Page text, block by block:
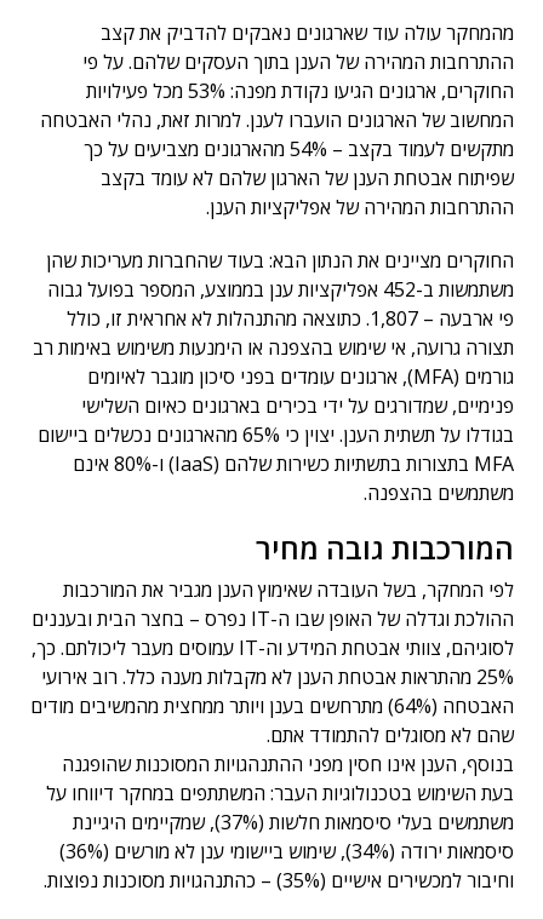
מהמחקר עולה עוד שארגונים נאבקים להדביק את קצב
ההתרחבות המהירה של הענן בתוך העסקים שלהם. על פי
החוקרים, ארגונים הגיעו נקודת מפנה: 53% מכל פעילויות
המחשוב של הארגונים הועברו לענן. למרות זאת, נהלי האבטחה
מתקשים לעמוד בקצב – 54% מהארגונים מצביעים על כך
שפיתוח אבטחת הענן של הארגון שלהם לא עומד בקצב
ההתרחבות המהירה של אפליקציות הענן.
החוקרים מציינים את הנתון הבא: בעוד שהחברות מעריכות שהן
משתמשות ב-452 אפליקציות ענן בממוצע, המספר בפועל גבוה
פי ארבעה – 1,807. כתוצאה מהתנהלות לא אחראית זו, כולל
תצורה גרועה, אי שימוש בהצפנה או הימנעות משימוש באימות רב
גורמים (MFA), ארגונים עומדים בפני סיכון מוגבר לאיומים
פנימיים, שמדורגים על ידי בכירים בארגונים כאיום השלישי
בגודלו על תשתית הענן. יצוין כי 65% מהארגונים נכשלים ביישום
MFA בתצורות בתשתיות כשירות שלהם (IaaS) ו-80% אינם
משתמשים בהצפנה.
המורכבות גובה מחיר
לפי המחקר, בשל העובדה שאימוץ הענן מגביר את המורכבות
ההולכת וגדלה של האופן שבו ה-IT נפרס – בחצר הבית ובעננים
לסוגיהם, צוותי אבטחת המידע וה-IT עמוסים מעבר ליכולתם. כך,
25% מהתראות אבטחת הענן לא מקבלות מענה כלל. רוב אירועי
האבטחה (64%) מתרחשים בענן ויותר ממחצית מהמשיבים מודים
שהם לא מסוגלים להתמודד אתם.
בנוסף, הענן אינו חסין מפני ההתנהגויות המסוכנות שהופגנה
בעת השימוש בטכנולוגיות העבר: המשתתפים במחקר דיווחו על
משתמשים בעלי סיסמאות חלשות (37%), שמקיימים היגיינת
סיסמאות ירודה (34%), שימוש ביישומי ענן לא מורשים (36%)
וחיבור למכשירים אישיים (35%) – כהתנהגויות מסוכנות נפוצות.